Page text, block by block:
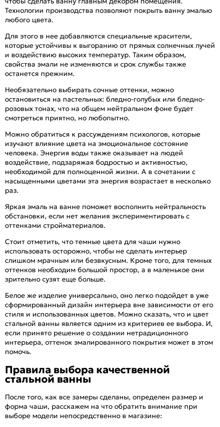
Технологии производства позволяют покрыть ванну эмалью
любого цвета.
Для этого в нее добавляются специальные красители,
которые устойчивы к выгоранию от прямых солнечных лучей
и воздействию высоких температур. Таким образом,
свойства эмали не изменяются и срок службы также
останется прежним.
Необязательно выбирать сочные оттенки, можно
остановиться на пастельных: бледно-голубых или бледно-
розовых тонах, что на общем нейтральном фоне будет
смотреться приятно, но любопытно.
Можно обратиться к рассуждениям психологов, которые
изучают влияние цвета на эмоциональное состояние
человека. Энергия воды также оказывает на людей
воздействие, подзаряжая бодростью и активностью,
необходимой для полноценной жизни. А в сочетании с
насыщенными цветами эта энергия возрастает в несколько
раз.
Яркая эмаль на ванне поможет восполнить нейтральность
обстановки, если нет желания экспериментировать с
оттенками стройматериалов.
Стоит отметить, что темные цвета для чаши нужно
использовать осторожно, чтобы не сделать интерьер
слишком мрачным или безвкусным. Кроме того, для темных
оттенков необходим большой простор, а в маленькое они
зрительно сузят еще больше.
Белое же изделие универсально, оно легко подойдет в уже
сформированный дизайн интерьера вне зависимости от его
стиля и использованных цветов. Можно сказать, что и цвет
стальной ванны является одним из критериев ее выбора. И,
если принято решение о создании нетрадиционного
интерьера, оттенок эмалированного покрытия может в этом
помочь.
Правила выбора качественной
стальной ванны
После того, как все замеры сделаны, определен размер и
форма чаши, расскажем на что обратить внимание при
выборе модели непосредственно в магазине: